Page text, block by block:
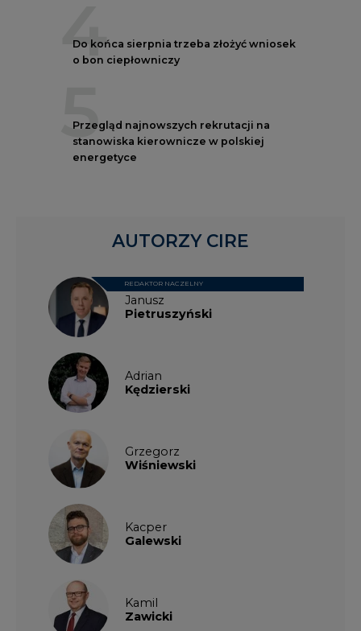
4
Do końca sierpnia trzeba złożyć wniosek
o bon ciepłowniczy
5
Przegląd najnowszych rekrutacji na
stanowiska kierownicze w polskiej
energetyce
Janusz
Pietruszyński
REDAKTOR NACZELNY
Adrian
Kędzierski
Grzegorz
Wiśniewski
Kacper
Galewski
Kamil
Zawicki
AUTORZY CIRE